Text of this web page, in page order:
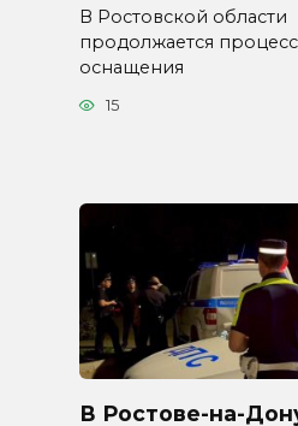
В Ростовской области
продолжается процесс
оснащения
15
В Ростове-на-